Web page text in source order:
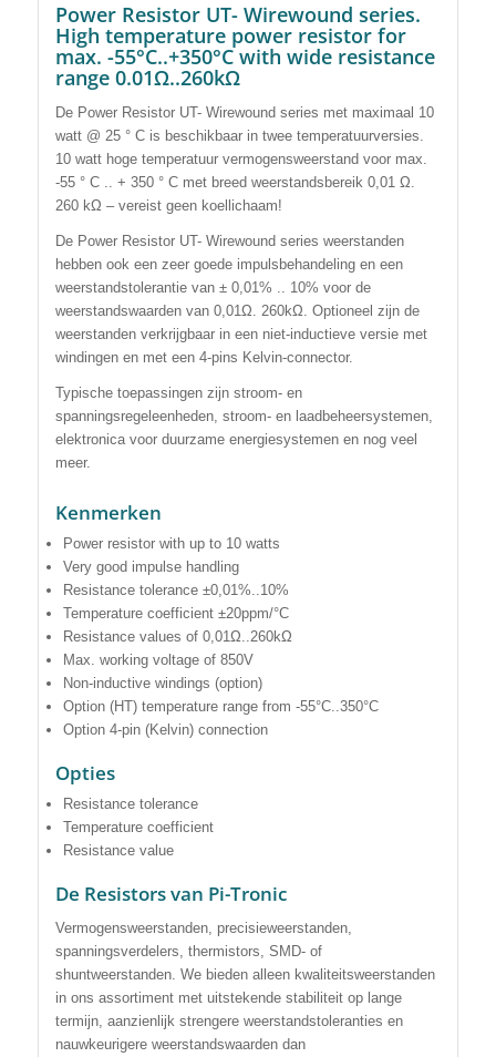
Power Resistor UT- Wirewound series.
High temperature power resistor for
max. -55°C..+350°C with wide resistance
range 0.01Ω..260kΩ
De Power Resistor UT- Wirewound series met maximaal 10
watt @ 25 ° C is beschikbaar in twee temperatuurversies.
10 watt hoge temperatuur vermogensweerstand voor max.
-55 ° C .. + 350 ° C met breed weerstandsbereik 0,01 Ω.
260 kΩ – vereist geen koellichaam!
De Power Resistor UT- Wirewound series weerstanden
hebben ook een zeer goede impulsbehandeling en een
weerstandstolerantie van ± 0,01% .. 10% voor de
weerstandswaarden van 0,01Ω. 260kΩ. Optioneel zijn de
weerstanden verkrijgbaar in een niet-inductieve versie met
windingen en met een 4-pins Kelvin-connector.
Typische toepassingen zijn stroom- en
spanningsregeleenheden, stroom- en laadbeheersystemen,
elektronica voor duurzame energiesystemen en nog veel
meer.
Kenmerken
Power resistor with up to 10 watts
Very good impulse handling
Resistance tolerance ±0,01%..10%
Temperature coefficient ±20ppm/°C
Resistance values of 0,01Ω..260kΩ
Max. working voltage of 850V
Non-inductive windings (option)
Option (HT) temperature range from -55°C..350°C
Option 4-pin (Kelvin) connection
Opties
Resistance tolerance
Temperature coefficient
Resistance value
De Resistors van Pi-Tronic
Vermogensweerstanden, precisieweerstanden,
spanningsverdelers, thermistors, SMD- of
shuntweerstanden. We bieden alleen kwaliteitsweerstanden
in ons assortiment met uitstekende stabiliteit op lange
termijn, aanzienlijk strengere weerstandstoleranties en
nauwkeurigere weerstandswaarden dan